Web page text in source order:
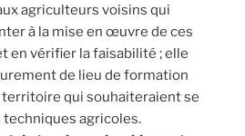
agriculteurs voisins qui
à la mise en œuvre de ces
en vérifier la faisabilité ; elle
de lieu de formation
qui souhaiteraient se
agricoles.